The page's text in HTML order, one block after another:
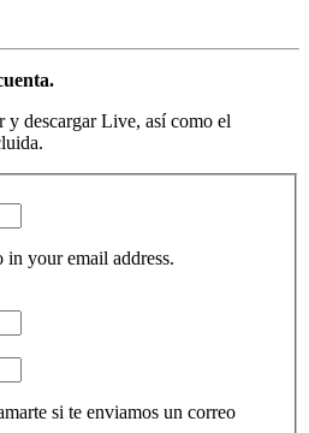
y descargar Live, así como el
in your email address.
si te enviamos un correo